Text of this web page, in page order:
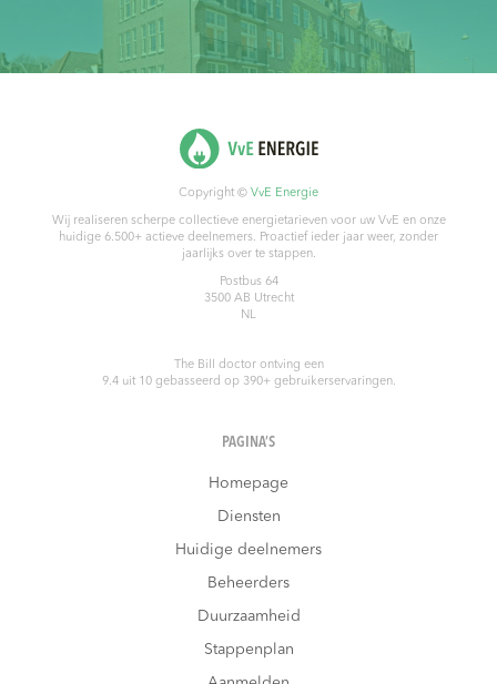
Copyright © VvE Energie
Wij realiseren scherpe collectieve energietarieven voor uw VvE en onze
huidige 6.500+ actieve deelnemers. Proactief ieder jaar weer, zonder
jaarlijks over te stappen.
Postbus 64
3500 AB Utrecht
NL
The Bill doctorontving een
9.4uit 10gebasseerd op 390+ gebruikerservaringen.
PAGINA’S
Homepage
Diensten
Huidige deelnemers
Beheerders
Duurzaamheid
Stappenplan